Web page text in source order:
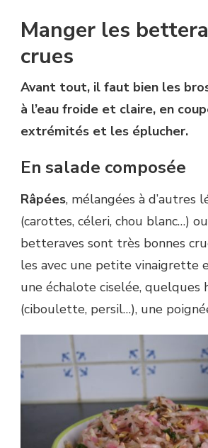
Manger les
crues
Avant tout, il faut bien les
à l’eau froide et claire, en
extrémités et les éplucher.
En salade composée
Râpées, mélangées à d’autres
(carottes, céleri, chou blanc…)
betteraves sont très bonnes
les avec une petite vinaigrette
une échalote ciselée, quelques
(ciboulette, persil…), une